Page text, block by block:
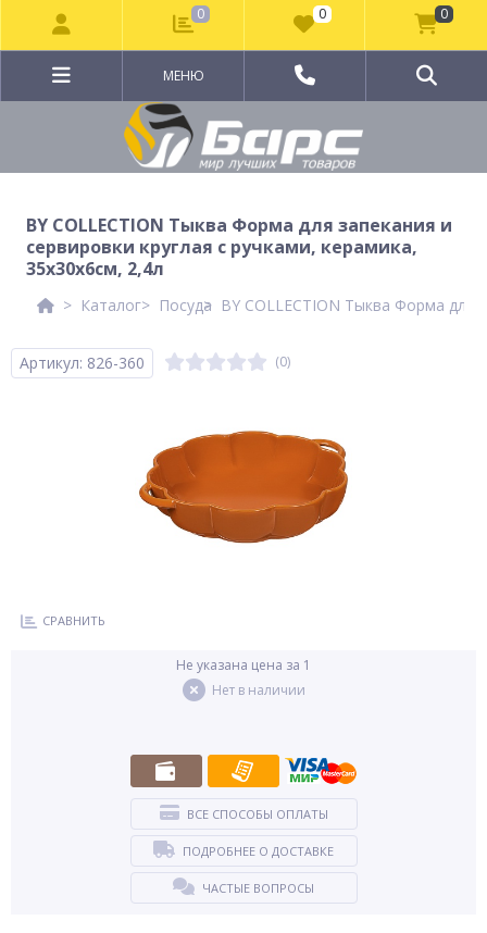
МЕНЮ
BY COLLECTION Тыква Форма для запекания и
сервировки круглая с ручками, керамика,
35х30х6см, 2,4л
Каталог Посуда BY COLLECTION Тыква Форма для
Артикул: 826-360 (0)
СРАВНИТЬ
Не указана цена за 1
Нет в наличии
ВСЕ СПОСОБЫ ОПЛАТЫ
ПОДРОБНЕЕ О ДОСТАВКЕ
ЧАСТЫЕ ВОПРОСЫ
0 0 0